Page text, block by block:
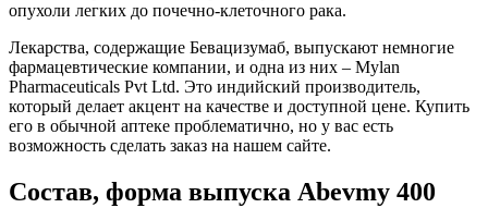
опухоли легких до почечно-клеточного рака.
Лекарства, содержащие Бевацизумаб, выпускают немногие
фармацевтические компании, и одна из них – Mylan
Pharmaceuticals Pvt Ltd. Это индийский производитель,
который делает акцент на качестве и доступной цене. Купить
его в обычной аптеке проблематично, но у вас есть
возможность сделать заказ на нашем сайте.
Состав, форма выпуска Abevmy 400